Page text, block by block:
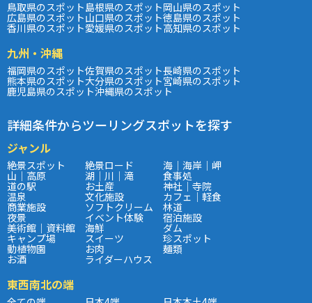
鳥取県のスポット島根県のスポット岡山県のスポット
広島県のスポット山口県のスポット徳島県のスポット
香川県のスポット愛媛県のスポット高知県のスポット
九州・沖縄
福岡県のスポット佐賀県のスポット長崎県のスポット
熊本県のスポット大分県のスポット宮崎県のスポット
鹿児島県のスポット沖縄県のスポット
詳細条件からツーリングスポットを探す
ジャンル
絶景スポット 絶景ロード 海｜海岸｜岬
山｜高原 湖｜川｜滝 食事処
道の駅 お土産 神社｜寺院
温泉 文化施設 カフェ｜軽食
商業施設 ソフトクリーム 林道
夜景 イベント体験 宿泊施設
美術館｜資料館 海鮮 ダム
キャンプ場 スイーツ 珍スポット
動植物園 お肉 麺類
お酒 ライダーハウス
東西南北の端